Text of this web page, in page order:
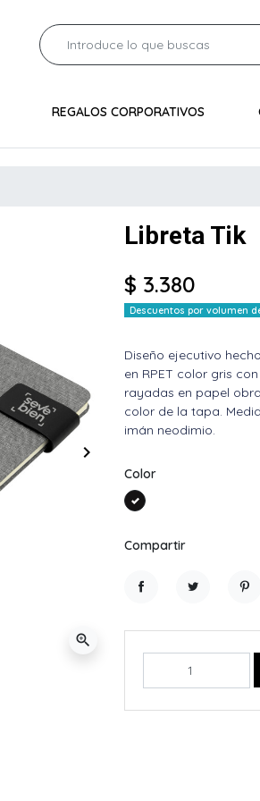
REGALOS CORPORATIVOS
Siguiente
keyboard_arrow_right
zoom_in
Libreta Tik
$ 3.380
Descuentos por volumen
Diseño ejecutivo
en RPET color gris
rayadas en papel
color de la tapa.
imán neodimio.
Color
Gris + Negro
Compartir